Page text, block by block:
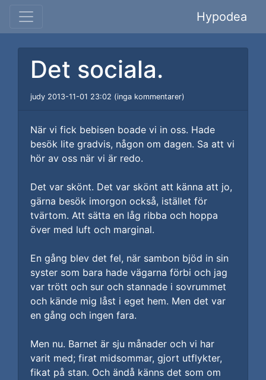
Hypodea
Det sociala.
judy 2013-11-01 23:02 (inga kommentarer)
När vi fick bebisen boade vi in oss. Hade
besök lite gradvis, någon om dagen. Sa att vi
hör av oss när vi är redo.
Det var skönt. Det var skönt att känna att jo,
gärna besök imorgon också, istället för
tvärtom. Att sätta en låg ribba och hoppa
över med luft och marginal.
En gång blev det fel, när sambon bjöd in sin
syster som bara hade vägarna förbi och jag
var trött och sur och stannade i sovrummet
och kände mig låst i eget hem. Men det var
en gång och ingen fara.
Men nu. Barnet är sju månader och vi har
varit med; firat midsommar, gjort utflykter,
fikat på stan. Och ändå känns det som om